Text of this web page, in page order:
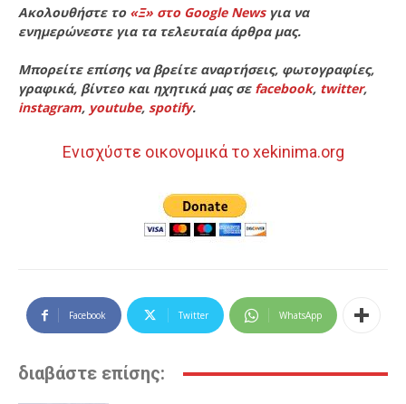
Ακολουθήστε το «Ξ» στο Google Newsγια να
ενημερώνεστε για τα τελευταία άρθρα μας.
Μπορείτε επίσης να βρείτε αναρτήσεις, φωτογραφίες,
γραφικά, βίντεο και ηχητικά μας σε facebook, twitter,
instagram, youtube, spotify.
Ενισχύστε οικονομικά το xekinima.org
Facebook Twitter WhatsApp
διαβάστε επίσης: